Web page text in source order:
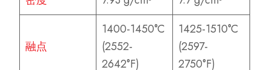
融点
1400-1450°C
(2552-
2642°F)
1425-1510°C
(2597-
2750°F)